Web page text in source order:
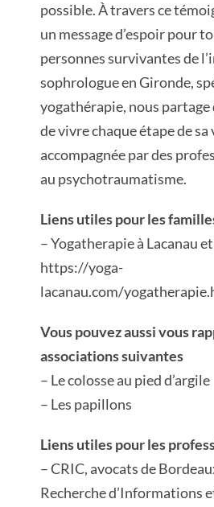
possible. À travers ce
un message d’espoir pour
personnes survivantes de
sophrologue en Gironde,
yogathérapie, nous partage
de vivre chaque étape de
accompagnée par des
au psychotraumatisme.
Liens utiles pour les
– Yogatherapie à Lacanau
https://yoga-
lacanau.com/
Vous pouvez aussi vous
associations suivantes
– Le colosse au pied d’argile
– Les papillons
Liens utiles pour les
– CRIC, avocats de
Recherche d’Informations